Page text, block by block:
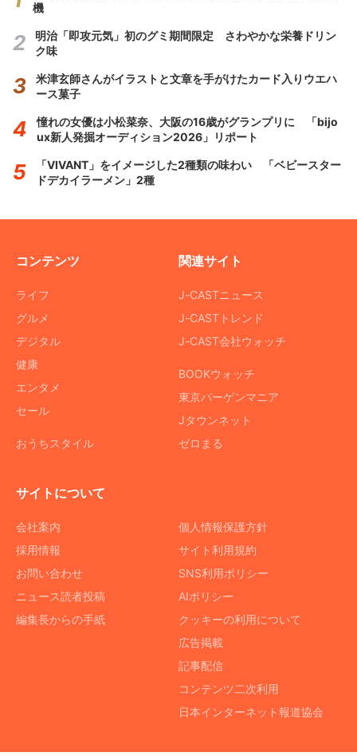
機
明治「即攻元気」初のグミ期間限定 さわやかな栄養ドリン
ク味
米津玄師さんがイラストと文章を手がけたカード入りウエハ
ース菓子
憧れの女優は小松菜奈、大阪の16歳がグランプリに 「bijo
ux新人発掘オーディション2026」リポート
「VIVANT」をイメージした2種類の味わい 「ベビースター
ドデカイラーメン」2種
コンテンツ
ライフ
グルメ
デジタル
健康
エンタメ
セール
おうちスタイル
関連サイト
J-CASTニュース
J-CASTトレンド
J-CAST会社ウォッチ
BOOKウォッチ
東京バーゲンマニア
Jタウンネット
ゼロまる
サイトについて
会社案内
採用情報
お問い合わせ
ニュース読者投稿
編集長からの手紙
個人情報保護方針
サイト利用規約
SNS利用ポリシー
AIポリシー
クッキーの利用について
広告掲載
記事配信
コンテンツ二次利用
日本インターネット報道協会